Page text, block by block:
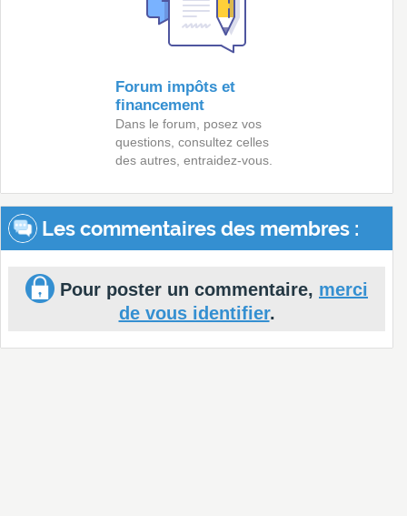
Forum impôts et
financement
Dans le forum, posez vos
questions, consultez celles
des autres, entraidez-vous.
Les commentaires des membres :
Pour poster un commentaire, merci
de vous identifier.